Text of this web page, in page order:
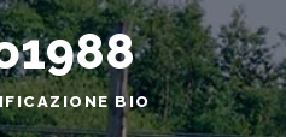
1988
BIO